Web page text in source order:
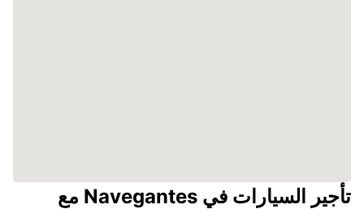
تأجير السيارات في Navegantes مع